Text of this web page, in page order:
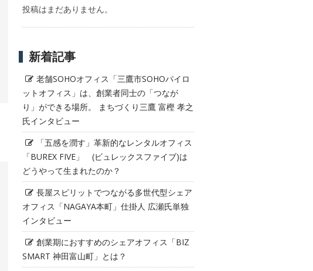
投稿はまだありません。
新着記事
老舗SOHOオフィス「三鷹市SOHOパイロ
ットオフィス」は、創業者同士の「つなが
り」ができる場所。 まちづくり三鷹 富樫 孝之
氏インタビュー
「五感を潤す」革新的なレンタルオフィス
「BUREX FIVE」 (ビュレックスファイブ)は
どうやって生まれたのか？
長屋スピリットでつながる多世代型シェア
オフィス「NAGAYA本町」仕掛人 広瀬氏単独
インタビュー
創業期におすすめのシェアオフィス「BIZ
SMART 神田富山町」とは？